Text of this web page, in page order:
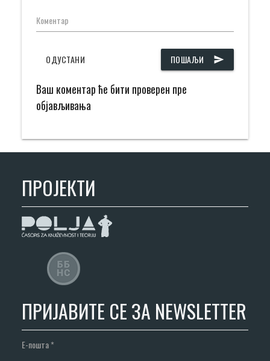
Коментар
ПОШАЉИ send
ОДУСТАНИ
Ваш коментар ће бити проверен пре
објављивања
ПРОЈЕКТИ
ПРИЈАВИТЕ СЕ ЗА NEWSLETTER
Е-пошта*